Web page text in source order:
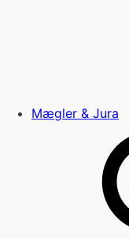
Mægler & Jura